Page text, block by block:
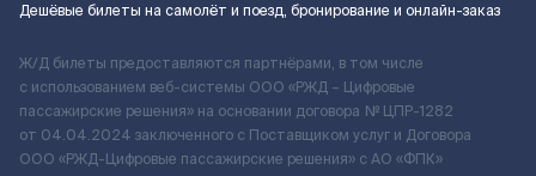
Дешёвые билеты на самолёт и поезд, бронирование и онлайн-заказ
Ж/Д билеты предоставляются партнёрами, в том числе
с использованием веб-системы ООО «РЖД – Цифровые
пассажирские решения» на основании договора № ЦПР-1282
от 04.04.2024 заключенного с Поставщиком услуг и Договора
ООО «РЖД-Цифровые пассажирские решения» c АО «ФПК»